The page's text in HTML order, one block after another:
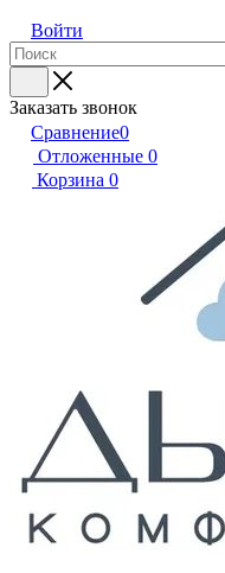
Войти
Заказать звонок
Сравнение0
Отложенные 0
Корзина 0